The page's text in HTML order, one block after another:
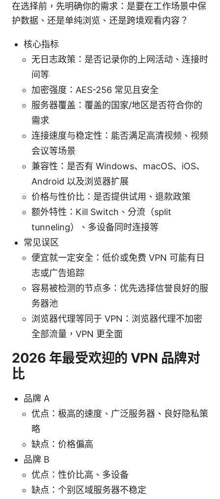
在选择前，先明确你的需求：是要在工作场景中保
护数据、还是单纯浏览、还是跨境观看内容？
核心指标
无日志政策：是否记录你的上网活动、连接时
间等
加密强度：AES-256 常见且安全
服务器覆盖：覆盖的国家/地区是否符合你的
需求
连接速度与稳定性：能否满足高清视频、视频
会议等场景
兼容性：是否有 Windows、macOS、iOS、
Android 以及浏览器扩展
价格与性价比：是否提供试用、退款政策
额外特性：Kill Switch、分流（split
tunneling）、多设备同时连接等
常见误区
便宜就一定安全：低价或免费 VPN 可能有日
志或广告追踪
容易被检测的节点多：优先选择信誉良好的服
务器池
浏览器代理等同于 VPN：浏览器代理不加密
全部流量，VPN 更全面
2026 年最受欢迎的 VPN 品牌对
比
品牌 A
优点：极高的速度、广泛服务器、良好隐私策
略
缺点：价格偏高
品牌 B
优点：性价比高、多设备
缺点：个别区域服务器不稳定